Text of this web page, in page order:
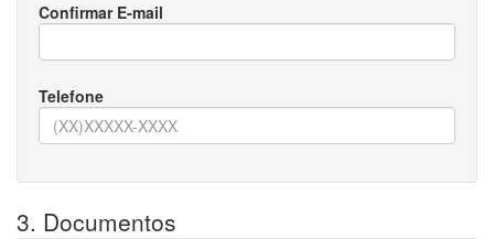
Confirmar E-mail
Telefone
3. Documentos